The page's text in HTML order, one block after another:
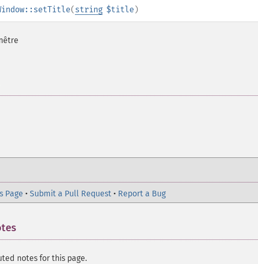
(string $title)
Page • Submit a Pull Request • Report a Bug
notes for this page.